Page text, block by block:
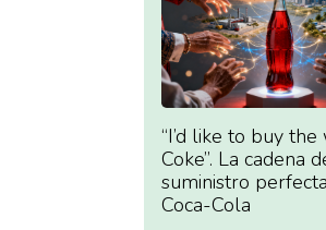
“I’d like to buy
Coke”. La cadena
suministro
Coca-Cola